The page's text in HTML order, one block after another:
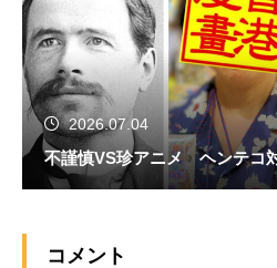
2026.07.04
不謹慎VS珍アニメ ヘンテコ
コメント